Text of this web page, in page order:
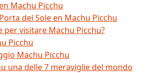
Machu Picchu
del Sole en Machu Picchu
per visitare Machu Picchu?
Picchu
Machu Picchu
una delle 7 meraviglie del mondo